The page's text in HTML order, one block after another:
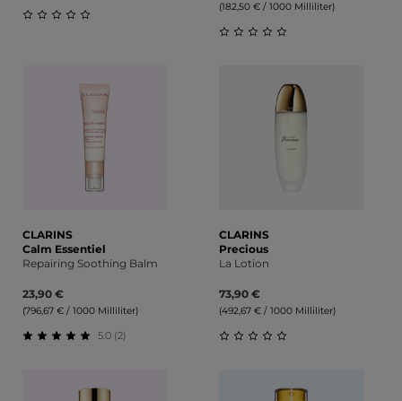
Durchschnittliche Bewertung von 0 von 5 Sternen
(182,50 € / 1000 Milliliter)
CLARINS
Calm Essentiel
Repairing Soothing Balm
23,90 €
(796,67 € / 1000 Milliliter)
5.0 (2)
CLARINS
Precious
La Lotion
73,90 €
(492,67 € / 1000 Milliliter)